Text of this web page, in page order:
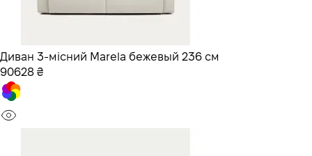
Диван 3-місний Marela бежевый 236 см
90628 ₴